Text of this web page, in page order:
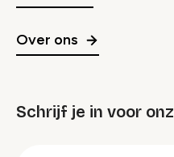
Over ons
Schrijf je in voor